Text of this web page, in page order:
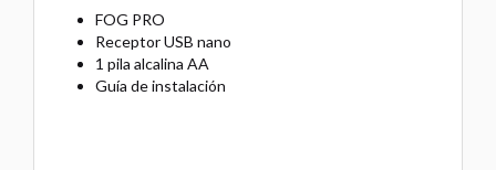
FOG PRO
Receptor USB nano
1 pila alcalina AA
Guía de instalación